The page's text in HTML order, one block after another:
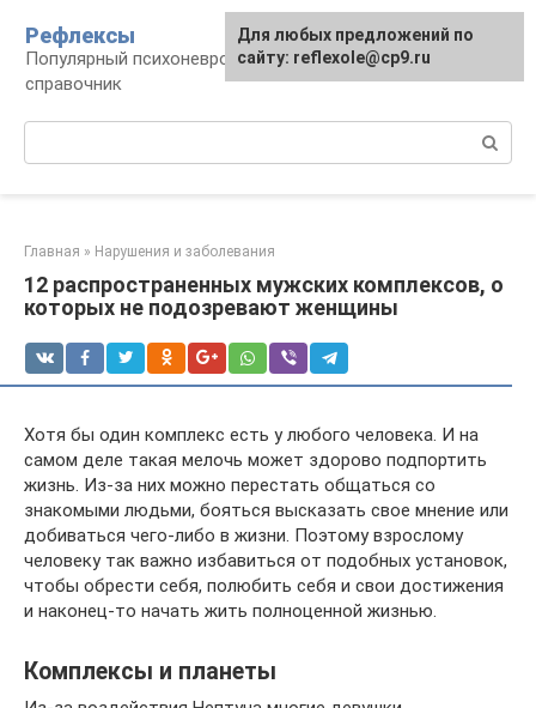
контенту
Рефлексы
Популярный психоневрологический
справочник
Главная » Нарушения и заболевания
12 распространенных мужских комплексов, о
которых не подозревают женщины
Хотя бы один комплекс есть у любого человека. И на
самом деле такая мелочь может здорово подпортить
жизнь. Из-за них можно перестать общаться со
знакомыми людьми, бояться высказать свое мнение или
добиваться чего-либо в жизни. Поэтому взрослому
человеку так важно избавиться от подобных установок,
чтобы обрести себя, полюбить себя и свои достижения
и наконец-то начать жить полноценной жизнью.
Комплексы и планеты
Для любых предложений по
сайту: reflexole@cp9.ru